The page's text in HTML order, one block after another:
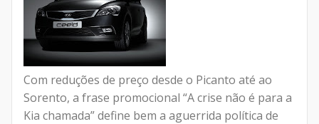
Com reduções de preço desde o Picanto até ao
Sorento, a frase promocional “A crise não é para a
Kia chamada” define bem a aguerrida política de